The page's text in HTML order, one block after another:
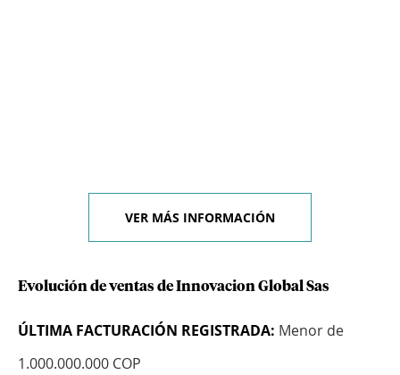
VER MÁS INFORMACIÓN
Evolución de ventas de Innovacion Global Sas
ÚLTIMA FACTURACIÓN REGISTRADA: Menor de
1.000.000.000 COP